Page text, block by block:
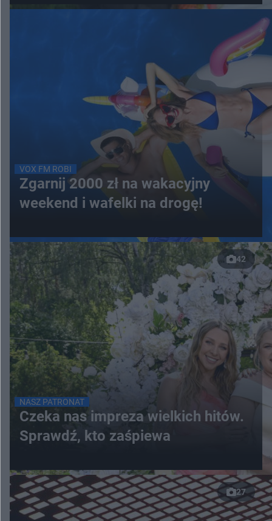
VOX FM ROBI
Zgarnij 2000 zł na wakacyjny
weekend i wafelki na drogę!
42
NASZ PATRONAT
Czeka nas impreza wielkich hitów.
Sprawdź, kto zaśpiewa
27